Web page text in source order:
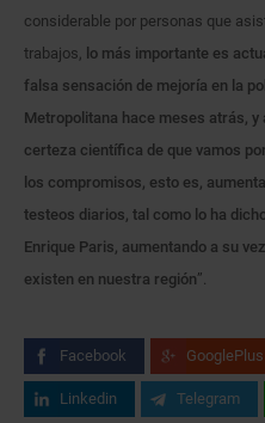
considerable por personas que
trabajos, lo más importante es
falsa sensación de mejoría en la
Metropolitana hace meses atrás,
certeza científica de que vamos
los compromisos, esto es,
testeos diarios, tal como lo ha
Enrique Paris, aumentando a su
existen en nuestra región”.
Facebook GooglePlus
Linkedin Telegram